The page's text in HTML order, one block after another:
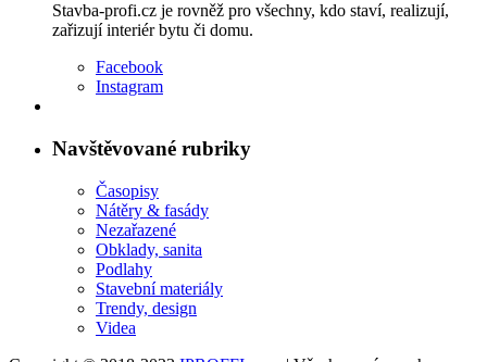
Stavba-profi.cz je rovněž pro všechny, kdo staví, realizují,
zařizují interiér bytu či domu.
Facebook
Instagram
Navštěvované rubriky
Časopisy
Nátěry & fasády
Nezařazené
Obklady, sanita
Podlahy
Stavební materiály
Trendy, design
Videa